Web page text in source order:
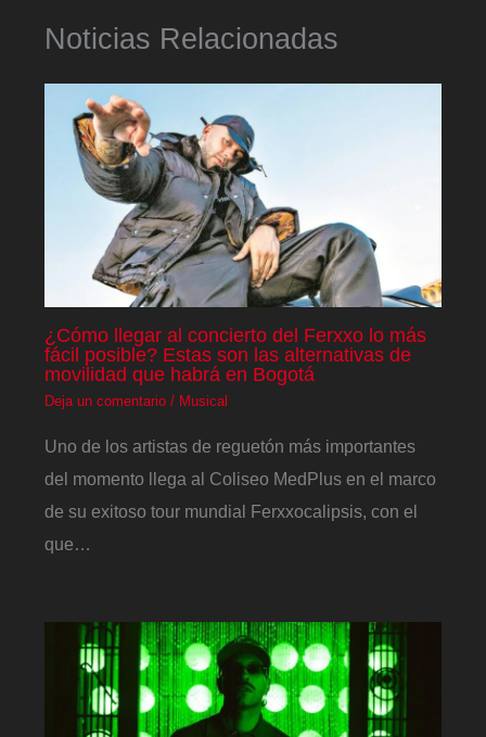
Noticias Relacionadas
¿Cómo llegar al concierto del Ferxxo lo más
fácil posible? Estas son las alternativas de
movilidad que habrá en Bogotá
Deja un comentario / Musical
Uno de los artistas de reguetón más importantes
del momento llega al Coliseo MedPlus en el marco
de su exitoso tour mundial Ferxxocalipsis, con el
que…